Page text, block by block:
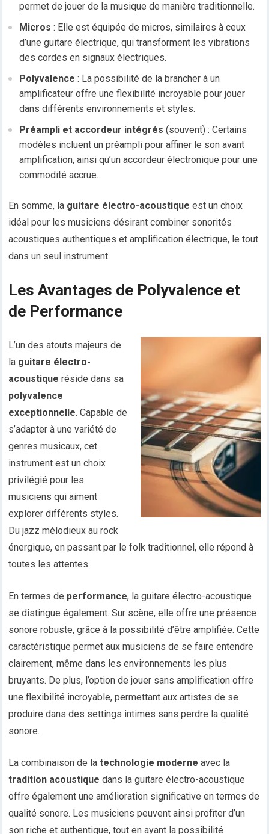
permet de jouer de la musique de manière traditionnelle.
Micros : Elle est équipée de micros, similaires à ceux
d’une guitare électrique, qui transforment les vibrations
des cordes en signaux électriques.
Polyvalence : La possibilité de la brancher à un
amplificateur offre une flexibilité incroyable pour jouer
dans différents environnements et styles.
Préampli et accordeur intégrés (souvent) : Certains
modèles incluent un préampli pour affiner le son avant
amplification, ainsi qu’un accordeur électronique pour une
commodité accrue.
En somme, la guitare électro-acoustique est un choix
idéal pour les musiciens désirant combiner sonorités
acoustiques authentiques et amplification électrique, le tout
dans un seul instrument.
Les Avantages de Polyvalence et
de Performance
L’un des atouts majeurs de
la guitare électro-
acoustique réside dans sa
polyvalence
exceptionnelle. Capable de
s’adapter à une variété de
genres musicaux, cet
instrument est un choix
privilégié pour les
musiciens qui aiment
explorer différents styles.
Du jazz mélodieux au rock
énergique, en passant par le folk traditionnel, elle répond à
toutes les attentes.
En termes de performance, la guitare électro-acoustique
se distingue également. Sur scène, elle offre une présence
sonore robuste, grâce à la possibilité d’être amplifiée. Cette
caractéristique permet aux musiciens de se faire entendre
clairement, même dans les environnements les plus
bruyants. De plus, l’option de jouer sans amplification offre
une flexibilité incroyable, permettant aux artistes de se
produire dans des settings intimes sans perdre la qualité
sonore.
La combinaison de latechnologie moderne avec la
tradition acoustique dans la guitare électro-acoustique
offre également une amélioration significative en termes de
qualité sonore. Les musiciens peuvent ainsi profiter d’un
son riche et authentique, tout en ayant la possibilité